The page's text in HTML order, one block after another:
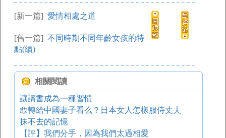
[新一篇] 愛情相處之道
[舊一篇] 不同時期不同年齡女孩的特
點(續)
相關閱讀
讓讀書成為一種習慣
敢轉給中國妻子看么？日本女人怎樣服侍丈夫
抹不去的記憶
【評】我們分手，因為我們太過相愛